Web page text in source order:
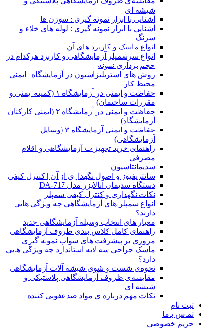
شیشه ای
آشنایی با ابزار نمونه گیری : سوزن ها
آشنایی با ابزار نمونه گیری : لوله های خلاء و
سرنگ
انواع ماسک و کاربرد های آن
انواع سرسمپلر آزمایشگاهی و کاربرد هرکدام در
حجم برداری نمونه
روش های استریلیزاسیون در آزمایشگاه | ایمنی
محیط کار
حفاظت و ایمنی در آزمایشگاه ۱ (کمیته ایمنی و
مقررات ساختمان)
حفاظت و ایمنی در آزمایشگاه ۲ (ایمنی کارکنان
آزمایشگاه)
حفاظت و ایمنی آزمایشگاه ۳ (وسایل
آزمایشگاهی)
راهنمای خرید تجهیزات آزمایشگاهی و اقلام
مصرفی
سدیمانتاسیون
سانتریفیوژ و اصول نگهداری از آن | کنترل کیفی
دستگاه سدیمان آنالایزر مدل DA-717
نکات نگهداری و کنترل کیفی سمپلر
انواع سمپلر های آزمایشگاهی چه ویژگی هایی
دارند؟
معیار های انتخاب وسیله آزمایشگاهی جدید
راهنمای کامل کلاس بندی ظروف آزمایشگاهی
مروری بر پیشرفت های سواب نمونه گیری
ماسک جراحی سه لایه استاندارد چه ویژگی هایی
دارد؟
ﻧﺤﻮﻩی ﺷﺴﺖ و ﺷﻮی شیشه آلات آزمایشگاهی
مقایسه‌ی ظروف آزمایشگاهی پلاستیکی و
شیشه ای
نکات مهم درباره ی مواد ضدعفونی کننده
ثبت نام
تماس باما
حریم خصوصی